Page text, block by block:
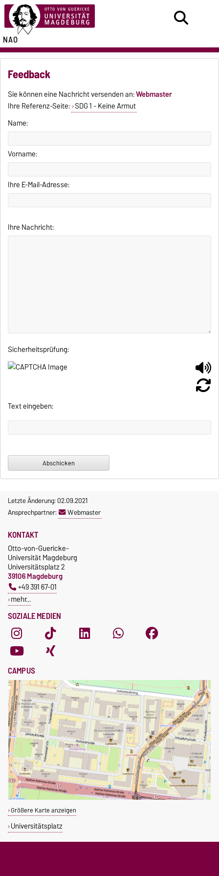
NAO
Feedback
Sie können eine Nachricht versenden an:Webmaster
Ihre Referenz-Seite: SDG 1 - Keine Armut
Name:
Vorname:
Ihre E-Mail-Adresse:
Ihre Nachricht:
Sicherheitsprüfung:
Text eingeben:
Letzte Änderung: 02.09.2021
Ansprechpartner:
Webmaster
SOZIALE MEDIEN
KONTAKT
Otto-von-Guericke-
Universität Magdeburg
Universitätsplatz 2
39106 Magdeburg
+49 391 67-01
mehr…
CAMPUS
Größere Karte anzeigen
Universitätsplatz